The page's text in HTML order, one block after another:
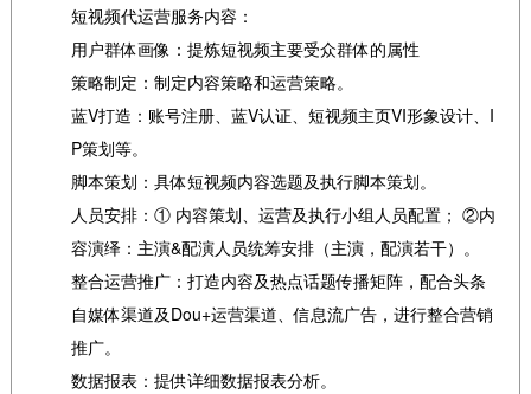
短视频代运营服务内容：
用户群体画像：提炼短视频主要受众群体的属性
策略制定：制定内容策略和运营策略。
蓝V打造：账号注册、蓝V认证、短视频主页VI形象设计、I
P策划等。
脚本策划：具体短视频内容选题及执行脚本策划。
人员安排：① 内容策划、运营及执行小组人员配置； ②内
容演绎：主演&配演人员统筹安排（主演，配演若干）。
整合运营推广：打造内容及热点话题传播矩阵，配合头条
自媒体渠道及Dou+运营渠道、信息流广告，进行整合营销
推广。
数据报表：提供详细数据报表分析。